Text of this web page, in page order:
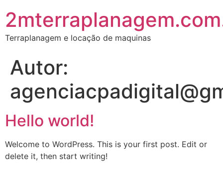
Terraplanagem e locação de maquinas
Autor:
Hello world!
Welcome to WordPress. This is your first post. Edit or
delete it, then start writing!